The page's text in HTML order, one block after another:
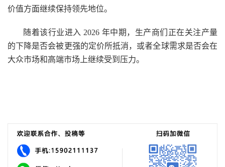
价值方面继续保持领先地位。
随着该行业进入 2026 年中期，生产商们正在关注产量
的下降是否会被更强的定价所抵消，或者全球需求是否会在
大众市场和高端市场上继续受到压力。